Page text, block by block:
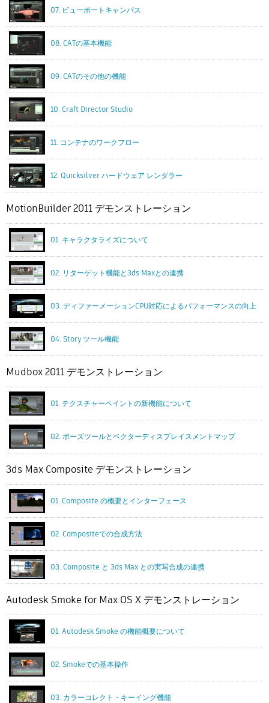
07. ビューポートキャンパス
08. CATの基本機能
09. CATのその他の機能
10. Craft Director Studio
11. コンテナのワークフロー
12. Quicksilver ハードウェア レンダラー
MotionBuilder 2011 デモンストレーション
01. キャラクタライズについて
02. リターゲット機能と3ds Maxとの連携
03. ディファーメーションCPU対応によるパフォーマンスの向上
04. Story ツール機能
Mudbox 2011 デモンストレーション
01. テクスチャーペイントの新機能について
02. ポーズツールとベクターディスプレイスメントマップ
3ds Max Composite デモンストレーション
01. Composite の概要とインターフェース
02. Compositeでの合成方法
03. Composite と 3ds Max との実写合成の連携
Autodesk Smoke for Max OS X デモンストレーション
01. Autodesk Smoke の機能概要について
02. Smokeでの基本操作
03. カラーコレクト・キーイング機能